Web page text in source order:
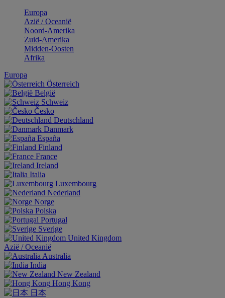
Europa
Aziё / Oceaniё
Noord-Amerika
Zuid-Amerika
Midden-Oosten
Afrika
Europa
Österreich
België
Schweiz
Česko
Deutschland
Danmark
España
Finland
France
Ireland
Italia
Luxembourg
Nederland
Norge
Polska
Portugal
Sverige
United Kingdom
Aziё / Oceaniё
Australia
India
New Zealand
Hong Kong
日本